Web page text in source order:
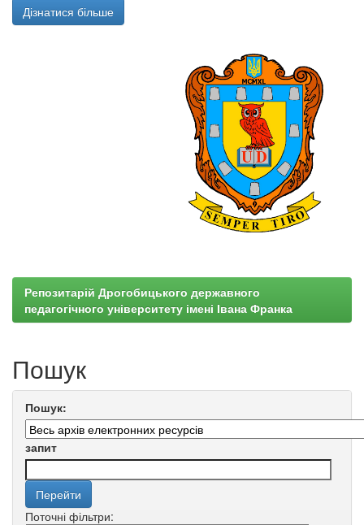
Дізнатися більше
Репозитарій Дрогобицького державного
педагогічного університету імені Івана Франка
Пошук
Пошук:
запит
Поточні фільтри: